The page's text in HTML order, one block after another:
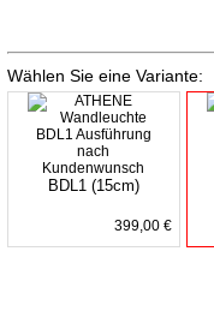
Wählen Sie eine Variante:
BDL1 (15cm)
399,00 €